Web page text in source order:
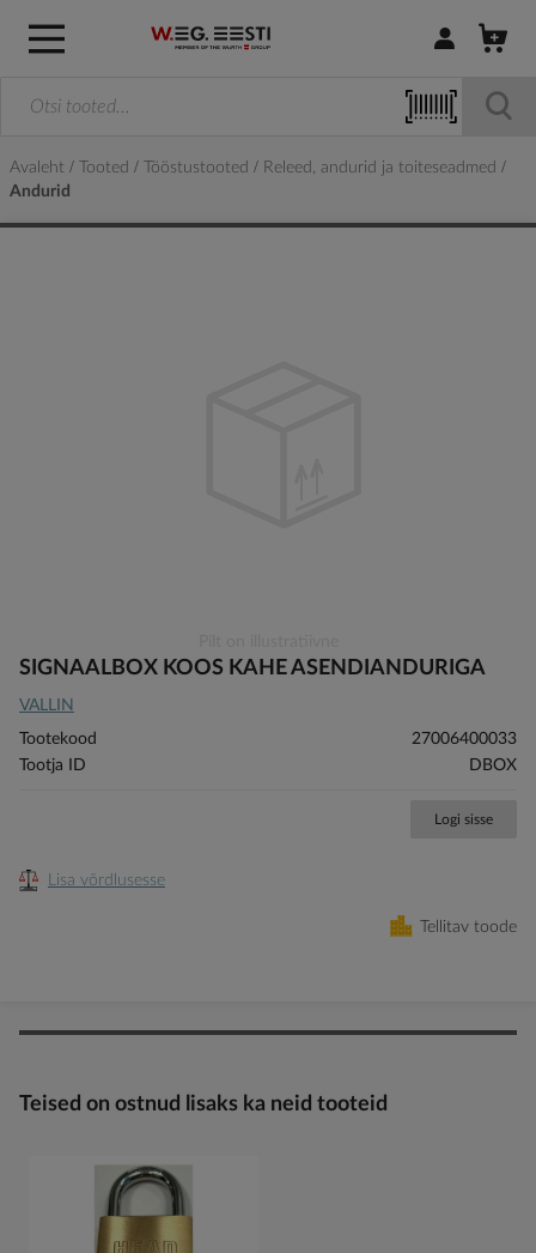
Logi sisse /
Avaleht Tooted Tööstustooted
Releed, andurid ja toiteseadmed
Andurid
to
beginning
of
the
SIGNAALBOX KOOS KAHE ASENDIANDURIGA
VALLIN
Tootekood
27006400033
Tootja ID
DBOX
Logi sisse
Lisa võrdlusesse
Tellitav toode
Teised on ostnud lisaks ka neid tooteid